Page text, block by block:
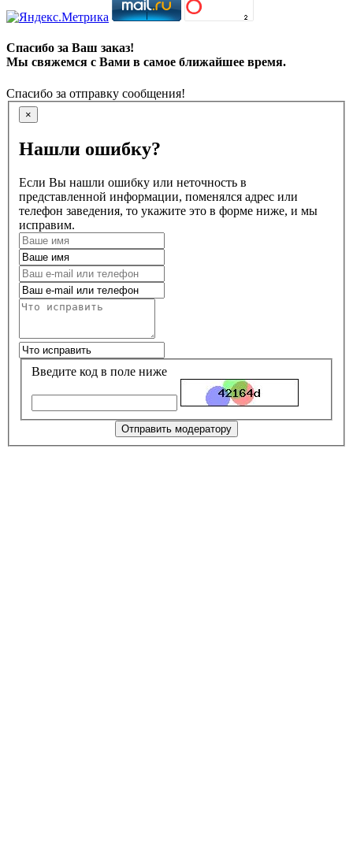
Спасибо за Ваш заказ!
Мы свяжемся с Вами в самое ближайшее время.
Спасибо за отправку сообщения!
×
Нашли ошибку?
Если Вы нашли ошибку или неточность в
представленной информации, поменялся адрес или
телефон заведения, то укажите это в форме ниже, и мы
исправим.
Введите код в поле ниже
Отправить модератору